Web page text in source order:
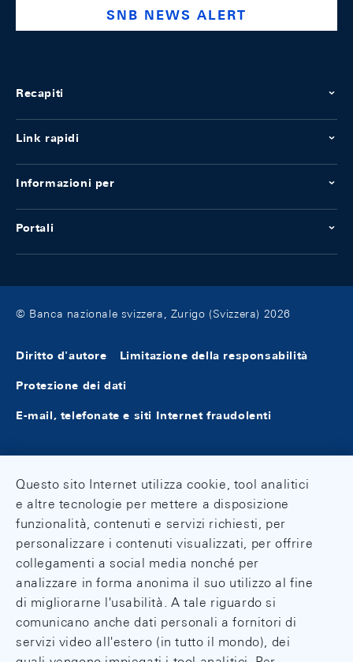
SNB NEWS ALERT
Recapiti
Link rapidi
Informazioni per
Portali
© Banca nazionale svizzera, Zurigo (Svizzera) 2026
Diritto d'autore Limitazione della responsabilità
Protezione dei dati
E-mail, telefonate e siti Internet fraudolenti
Questo sito Internet utilizza cookie, tool analitici
e altre tecnologie per mettere a disposizione
funzionalità, contenuti e servizi richiesti, per
personalizzare i contenuti visualizzati, per offrire
collegamenti a social media nonché per
analizzare in forma anonima il suo utilizzo al fine
di migliorarne l'usabilità. A tale riguardo si
comunicano anche dati personali a fornitori di
servizi video all'estero (in tutto il mondo), dei